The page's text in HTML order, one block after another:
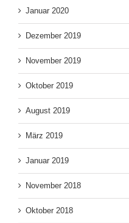
Januar 2020
Dezember 2019
November 2019
Oktober 2019
August 2019
März 2019
Januar 2019
November 2018
Oktober 2018